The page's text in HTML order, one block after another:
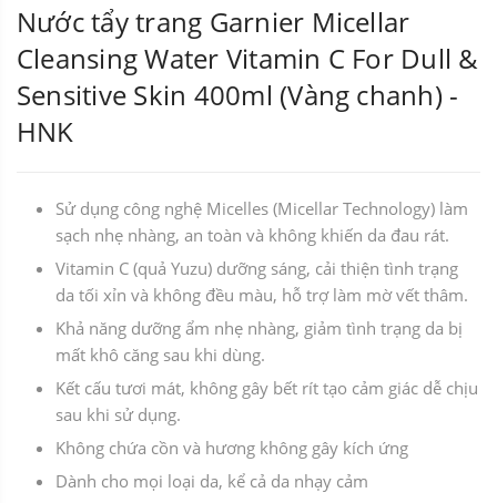
Nước tẩy trang Garnier Micellar
Cleansing Water Vitamin C For Dull &
Sensitive Skin 400ml (Vàng chanh) -
HNK
Sử dụng công nghệ Micelles (Micellar Technology) làm
sạch nhẹ nhàng, an toàn và không khiến da đau rát.
Vitamin C (quả Yuzu) dưỡng sáng, cải thiện tình trạng
da tối xỉn và không đều màu, hỗ trợ làm mờ vết thâm.
Khả năng dưỡng ẩm nhẹ nhàng, giảm tình trạng da bị
mất khô căng sau khi dùng.
Kết cấu tươi mát, không gây bết rít tạo cảm giác dễ chịu
sau khi sử dụng.
Không chứa cồn và hương không gây kích ứng
Dành cho mọi loại da, kể cả da nhạy cảm